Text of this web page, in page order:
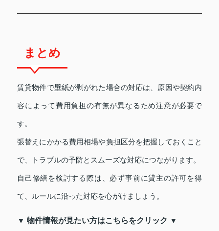
まとめ
賃貸物件で壁紙が剥がれた場合の対応は、原因や契約内
容によって費用負担の有無が異なるため注意が必要で
す。
張替えにかかる費用相場や負担区分を把握しておくこと
で、トラブルの予防とスムーズな対応につながります。
自己修繕を検討する際は、必ず事前に貸主の許可を得
て、ルールに沿った対応を心がけましょう。
▼ 物件情報が見たい方はこちらをクリック ▼